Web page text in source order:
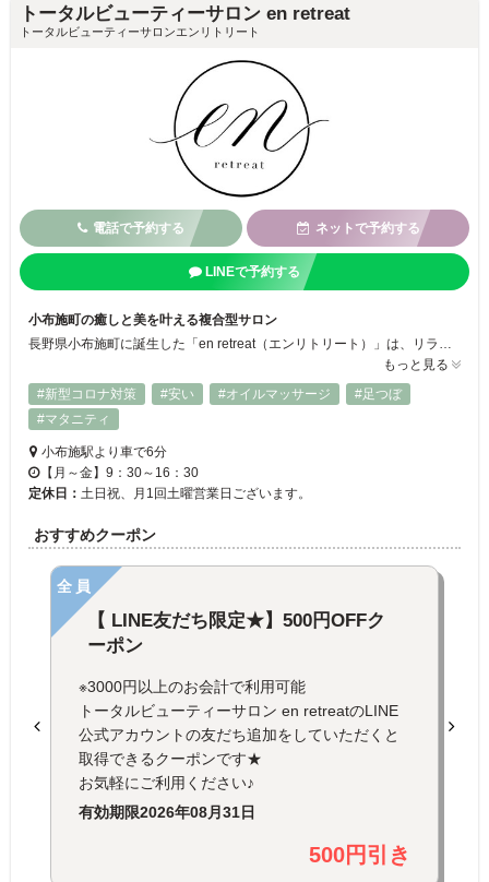
トータルビューティーサロン en retreat
トータルビューティーサロンエンリトリート
電話で予約する ネットで予約する
LINEで予約する
小布施町の癒しと美を叶える複合型サロン
もっと見る
#新型コロナ対策
#安い #オイルマッサージ
#足つぼ
#マタニティ
小布施駅より車で6分
【月～金】9：30～16：30
定休日： 土日祝、月1回土曜営業日ございます。
おすすめクーポン
全員
【 LINE友だち限定★】500円OFFク
ーポン
※3000円以上のお会計で利用可能
トータルビューティーサロン en retreatのLINE
公式アカウントの友だち追加をしていただくと
取得できるクーポンです★
お気軽にご利用ください♪
有効期限2026年08月31日
500円引き